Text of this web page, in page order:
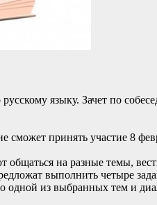
языку. Зачет по
сможет принять участие 8
на разные темы,
выполнить четыре
из выбранных тем и